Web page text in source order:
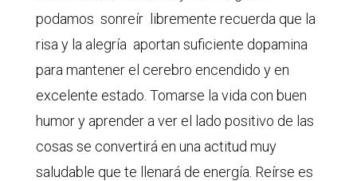
podamos sonreír libremente recuerda que la
risa y la alegría aportan suficiente dopamina
para mantener el cerebro encendido y en
excelente estado. Tomarse la vida con buen
humor y aprender a ver el lado positivo de las
cosas se convertirá en una actitud muy
saludable que te llenará de energía. Reírse es